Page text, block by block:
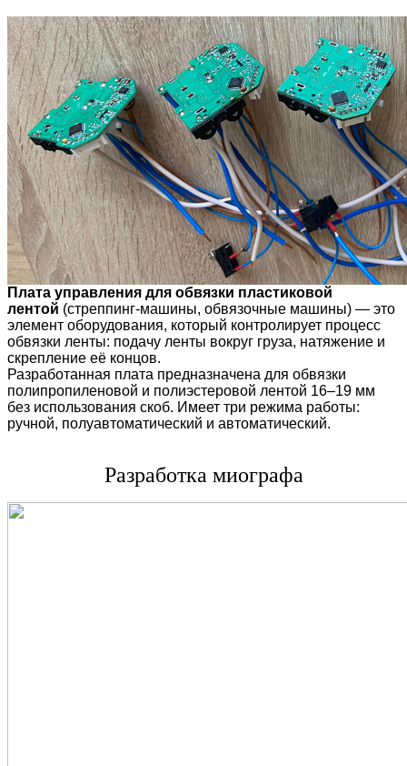
Плата управления для обвязки пластиковой
лентой (стреппинг-машины, обвязочные машины) — это
элемент оборудования, который контролирует процесс
обвязки ленты: подачу ленты вокруг груза, натяжение и
скрепление её концов.
Разработанная плата предназначена для обвязки
полипропиленовой и полиэстеровой лентой 16–19 мм
без использования скоб. Имеет три режима работы:
ручной, полуавтоматический и автоматический.
Разработка миографа